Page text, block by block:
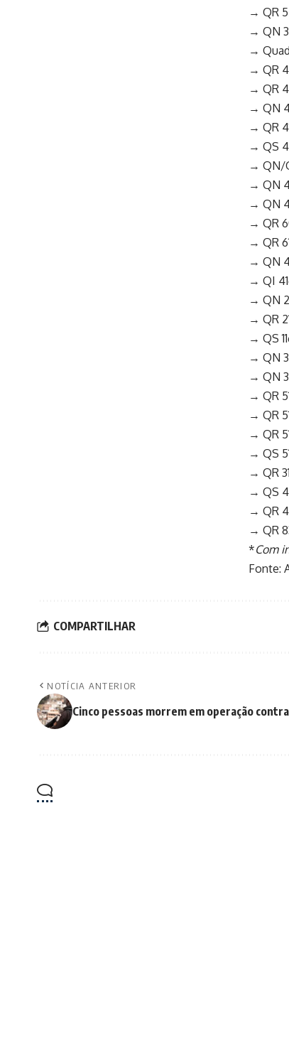
→ QR
→ QN
→
→ QR
→ QR
→ QN
→ QR
→ QS
→ QN/
→ QN
→ QN
→ QR
→ QR
→ QN
→ QI
→ QN
→ QR
→ QS
→ QN
→ QN
→ QR
→ QR
→ QR
→ QS
→ QR
→ QS
→ QR
→ QR
*Com
Fonte:
COMPARTILHAR
NOTÍCIA ANTERIOR
Cinco pessoas morrem em operação